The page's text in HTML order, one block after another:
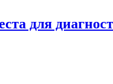
для